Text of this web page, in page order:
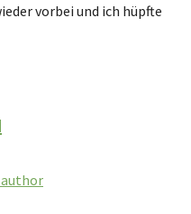
vorbei und ich hüpfte